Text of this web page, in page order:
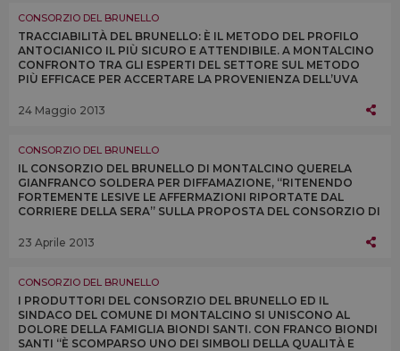
CONSORZIO DEL BRUNELLO
TRACCIABILITÀ DEL BRUNELLO: È IL METODO DEL PROFILO
ANTOCIANICO IL PIÙ SICURO E ATTENDIBILE. A MONTALCINO
CONFRONTO TRA GLI ESPERTI DEL SETTORE SUL METODO
PIÙ EFFICACE PER ACCERTARE LA PROVENIENZA DELL’UVA
24 Maggio 2013
CONSORZIO DEL BRUNELLO
IL CONSORZIO DEL BRUNELLO DI MONTALCINO QUERELA
GIANFRANCO SOLDERA PER DIFFAMAZIONE, “RITENENDO
FORTEMENTE LESIVE LE AFFERMAZIONI RIPORTATE DAL
CORRIERE DELLA SERA” SULLA PROPOSTA DEL CONSORZIO DI
23 Aprile 2013
CONSORZIO DEL BRUNELLO
I PRODUTTORI DEL CONSORZIO DEL BRUNELLO ED IL
SINDACO DEL COMUNE DI MONTALCINO SI UNISCONO AL
DOLORE DELLA FAMIGLIA BIONDI SANTI. CON FRANCO BIONDI
SANTI “È SCOMPARSO UNO DEI SIMBOLI DELLA QUALITÀ E